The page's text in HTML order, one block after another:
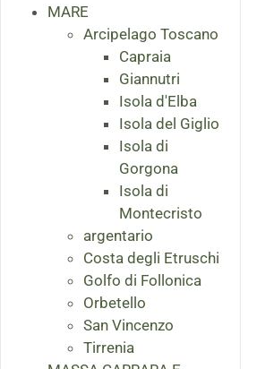
MARE
Arcipelago Toscano
Capraia
Giannutri
Isola d'Elba
Isola del Giglio
Isola di
Gorgona
Isola di
Montecristo
argentario
Costa degli Etruschi
Golfo di Follonica
Orbetello
San Vincenzo
Tirrenia